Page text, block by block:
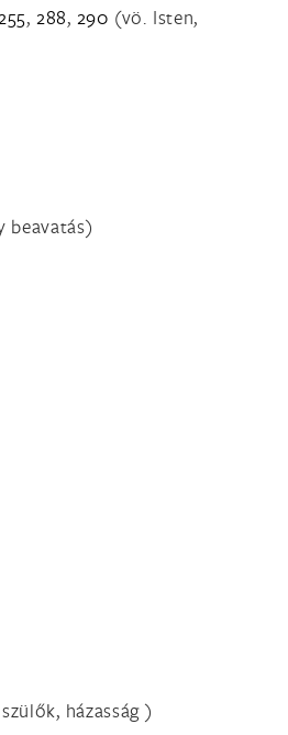
, 288, 290 (vö. Isten,
beavatás)
házasság )